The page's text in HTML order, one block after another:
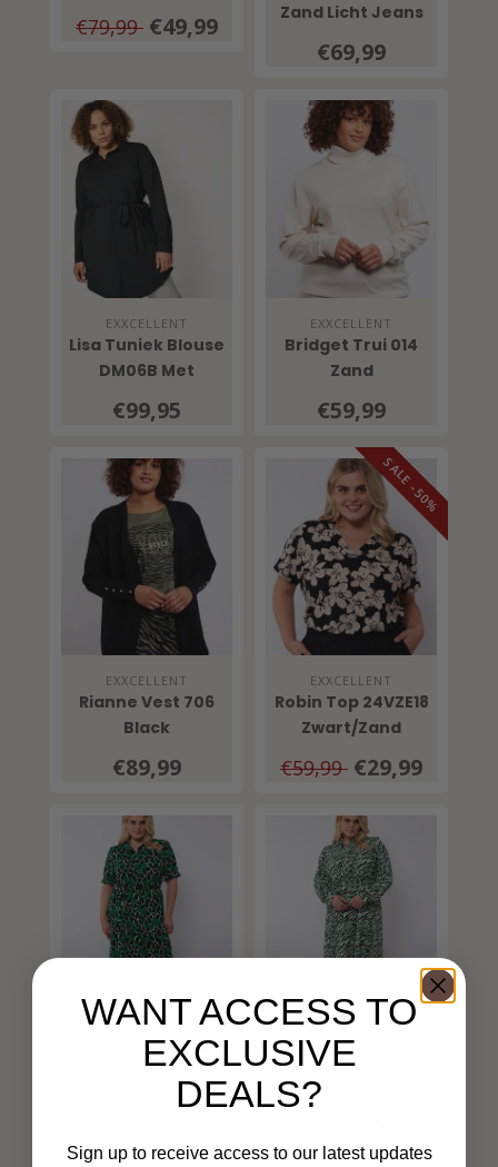
€79,99 €49,99
Zand Licht Jeans
€69,99
EXXCELLENT
Lisa Tuniek Blouse
DM06B Met
€99,95
EXXCELLENT
Bridget Trui 014
Zand
€59,99
EXXCELLENT
Rianne Vest 706
Black
€89,99
SALE -50%
EXXCELLENT
Robin Top 24VZE18
Zwart/Zand
€59,99 €29,99
EXXCELLENT
Alia Jurk 24VZE17
Bladgroen/Zwart
EXXCELLENT
Gabriela Jurk
24VQE02
Zwart/Bladgroen
WANT ACCESS TO
EXCLUSIVE
DEALS?
Sign up to receive access to our latest updates